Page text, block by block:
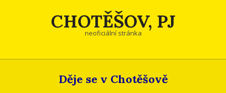
CHOTĚŠOV, PJ
neoficiální stránka
Děje se v Chotěšově